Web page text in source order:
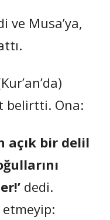
ve Musa’ya,
belirtti. Ona:
açık bir delil
dedi.